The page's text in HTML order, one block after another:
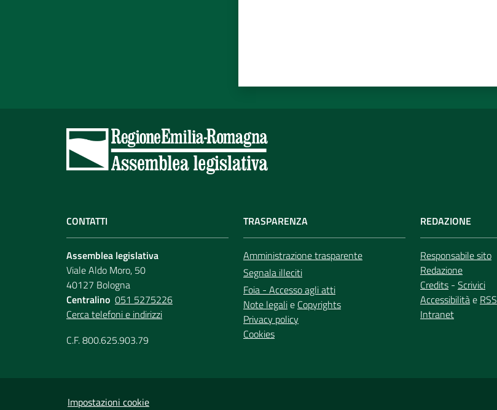
CONTATTI
Assemblea legislativa
Viale Aldo Moro, 50
40127 Bologna
Centralino 051 5275226
Cerca telefoni e indirizzi
C.F. 800.625.903.79
TRASPARENZA
Amministrazione trasparente
Segnala illeciti
Foia - Accesso agli atti
Note legalie Copyrights
Privacy policy
Cookies
REDAZIONE
Responsabile sito
Redazione
Credits - Scrivici
Accessibilitàe RSS
Intranet
Impostazioni cookie